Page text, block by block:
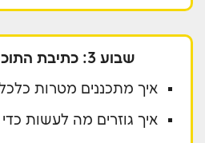
שבוע 3: כתיבת התוכנית הפיננסית
איך מתכננים מטרות
איך גוזרים מה לעשות